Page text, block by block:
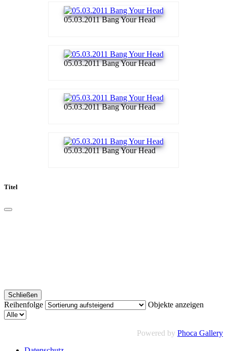
05.03.2011 Bang Your Head
05.03.2011 Bang Your Head
05.03.2011 Bang Your Head
05.03.2011 Bang Your Head
Titel
Schließen
Reihenfolge Objekte anzeigen
Powered by Phoca Gallery